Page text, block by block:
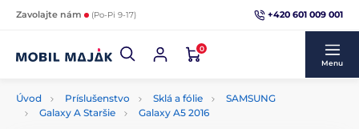
Zavolajte nám (Po-Pi 9-17) +420 601 009 001
0
Menu
Úvod Príslušenstvo Sklá a fólie
SAMSUNG
Galaxy A Staršie
Galaxy A5 2016